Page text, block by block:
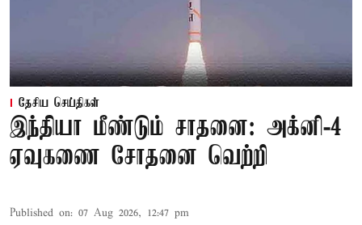
தேசிய செய்திகள்
இந்தியா மீண்டும் சாதனை: அக்னி-4
ஏவுகணை சோதனை வெற்றி
Published on: 07 Aug 2026, 12:47 pm